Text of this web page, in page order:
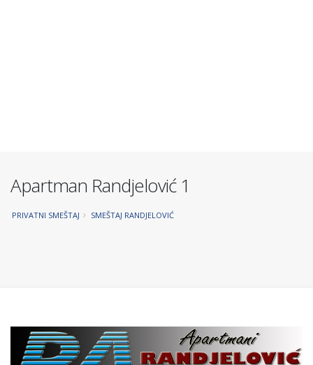
Apartman Randjelović 1
PRIVATNI SMEŠTAJ SMEŠTAJ RANDJELOVIĆ